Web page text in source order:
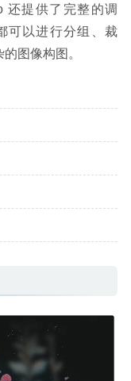
还提供了完整的调
可以进行分组、裁
图像构图。